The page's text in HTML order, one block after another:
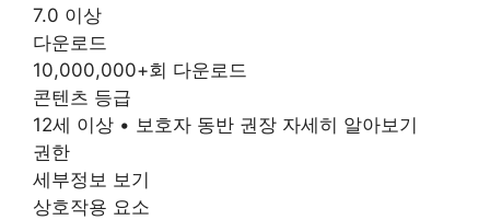
7.0 이상
다운로드
10,000,000+회 다운로드
콘텐츠 등급
12세 이상 • 보호자 동반 권장 자세히 알아보기
권한
세부정보 보기
상호작용 요소